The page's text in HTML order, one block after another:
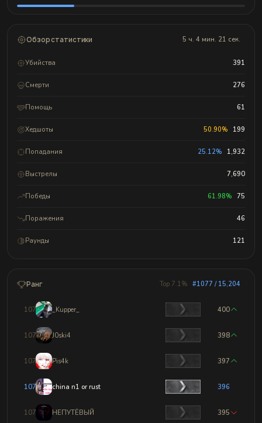
Обзор статистики 5 ч. 4 мин. 21 сек.
Убийства 391
Смерти 276
Помощь 61
Хедшоты 50.90% 199
Попадания 25.12% 1,932
Выстрелы 7,690
Победы 61.98% 75
Поражения 46
Раунды 121
Ранг Top 7.1% #1077 / 15,204
1074 _Kupper_ 400
1075 J0ski4 398
1076 Pis4k 397
1077 china n1 or rust 396
1078 НЕПУТЁВЫЙ 395